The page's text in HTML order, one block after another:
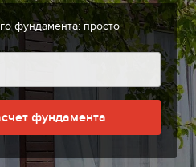
фундамента: просто
фундамента